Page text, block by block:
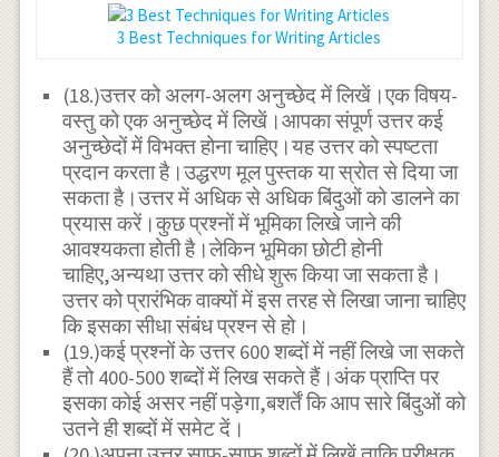
3 Best Techniques for Writing Articles
(18.)उत्तर को अलग-अलग अनुच्छेद में लिखें।एक विषय-
वस्तु को एक अनुच्छेद में लिखें।आपका संपूर्ण उत्तर कई
अनुच्छेदों में विभक्त होना चाहिए।यह उत्तर को स्पष्टता
प्रदान करता है।उद्धरण मूल पुस्तक या स्रोत से दिया जा
सकता है।उत्तर में अधिक से अधिक बिंदुओं को डालने का
प्रयास करें।कुछ प्रश्नों में भूमिका लिखे जाने की
आवश्यकता होती है।लेकिन भूमिका छोटी होनी
चाहिए,अन्यथा उत्तर को सीधे शुरू किया जा सकता है।
उत्तर को प्रारंभिक वाक्यों में इस तरह से लिखा जाना चाहिए
कि इसका सीधा संबंध प्रश्न से हो।
(19.)कई प्रश्नों के उत्तर 600 शब्दों में नहीं लिखे जा सकते
हैं तो 400-500 शब्दों में लिख सकते हैं।अंक प्राप्ति पर
इसका कोई असर नहीं पड़ेगा,बशर्तें कि आप सारे बिंदुओं को
उतने ही शब्दों में समेट दें।